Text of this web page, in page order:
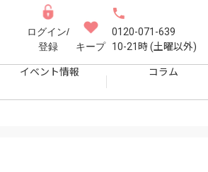
ログイン/
登録
キープ
0120-071-639
10-21時 (土曜以外)
イベント情報 コラム